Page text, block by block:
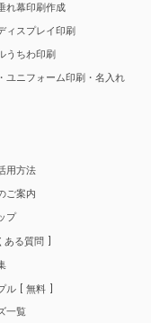
れ幕印刷作成
ィスプレイ印刷
うちわ印刷
ユニフォーム印刷・名入れ
用方法
ご案内
プ
ある質問
ル
無料
一覧